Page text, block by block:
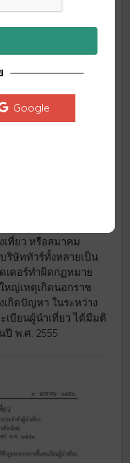
าเกี่ยวกับมัคคุเทศก์
รวิชาชีพชั้นสูงและ
วกับมัคคุเทศก์ไม่น้อย
เที่ยว หรือสมาคม
ริษัททัวร์ทั้งหลายเป็น
เดอร์ทำผิดกฏหมาย
หญ่เหตุเกิดนอกราช
กิดปัญหา ในระหว่าง
เบียนผู้นำเที่ยว ได้มีมติ
ปี พ.ศ. 2555
Google